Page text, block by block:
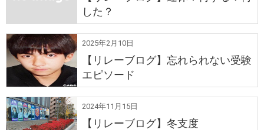
した？
2025年2月10日
【リレーブログ】忘れられない受験
エピソード
2024年11月15日
【リレーブログ】冬支度